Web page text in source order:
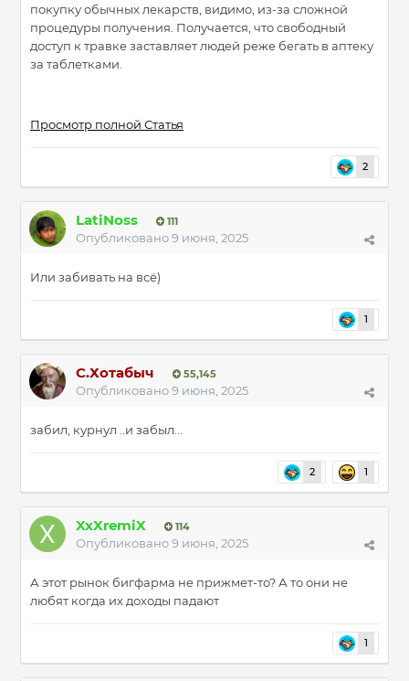
покупку обычных лекарств, видимо, из-за сложной
процедуры получения. Получается, что свободный
доступ к травке заставляет людей реже бегать в аптеку
за таблетками.
Просмотр полной Статья
2
LatiNoss 111
Опубликовано9 июня, 2025
Или забивать на всё)
1
С.Хотабыч 55,145
Опубликовано9 июня, 2025
забил, курнул ..и забыл...
2 1
XxXremiX 114
Опубликовано9 июня, 2025
А этот рынок бигфарма не прижмет-то? А то они не
любят когда их доходы падают
1